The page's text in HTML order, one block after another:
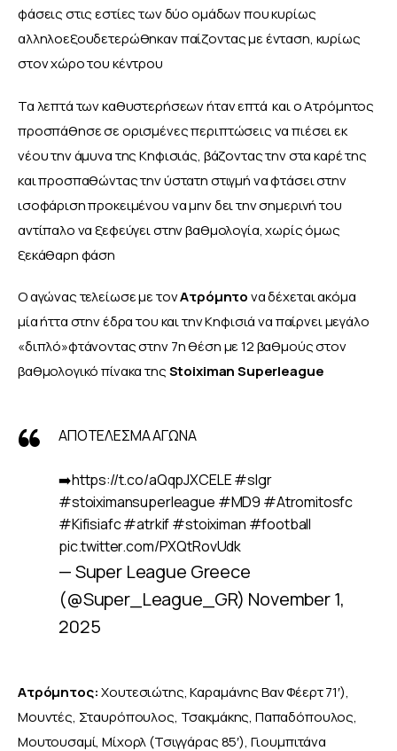
φάσεις στις εστίες των δύο ομάδων που κυρίως
αλληλοεξουδετερώθηκαν παίζοντας με ένταση, κυρίως
στον χώρο του κέντρου
Τα λεπτά των καθυστερήσεων ήταν επτά  και ο Ατρόμητος
προσπάθησε σε ορισμένες περιπτώσεις να πιέσει εκ
νέου την άμυνα της Κηφισιάς, βάζοντας την στα καρέ της
και προσπαθώντας την ύστατη στιγμή να φτάσει στην
ισοφάριση προκειμένου να μην δει την σημερινή του
αντίπαλο να ξεφεύγει στην βαθμολογία, χωρίς όμως
ξεκάθαρη φάση
Ο αγώνας τελείωσε με τον Ατρόμητο να δέχεται ακόμα
μία ήττα στην έδρα του και την Κηφισιά να παίρνει μεγάλο
«διπλό»φτάνοντας στην 7η θέση με 12 βαθμούς στον
βαθμολογικό πίνακα της Stoiximan Superleague
ΑΠΟΤΕΛΕΣΜΑ ΑΓΩΝΑ
➡️https://t.co/aQqpJXCELE#slgr
#stoiximansuperleague #MD9 #Atromitosfc
#Kifisiafc#atrkif#stoiximan #football
pic.twitter.com/PXQtRovUdk
— Super League Greece
(@Super_League_GR) November 1,
2025
Ατρόμητος: Χουτεσιώτης, Καραμάνης Βαν Φέερτ 71′),
Μουντές, Σταυρόπουλος, Τσακμάκης, Παπαδόπουλος,
Μουτουσαμί, Μίχορλ (Τσιγγάρας 85′), Γιουμπιτάνα